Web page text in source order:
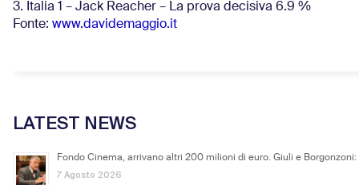
3. Italia 1 – Jack Reacher – La prova decisiva 6.9 %
Fonte: www.davidemaggio.it
LATEST NEWS
Fondo Cinema, arrivano altri 200 milioni di euro. Giuli e Borgonzoni:
7 Agosto 2026